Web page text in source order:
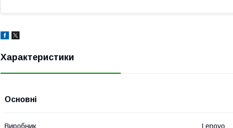
Характеристики
Основні
Виробник Lenovo